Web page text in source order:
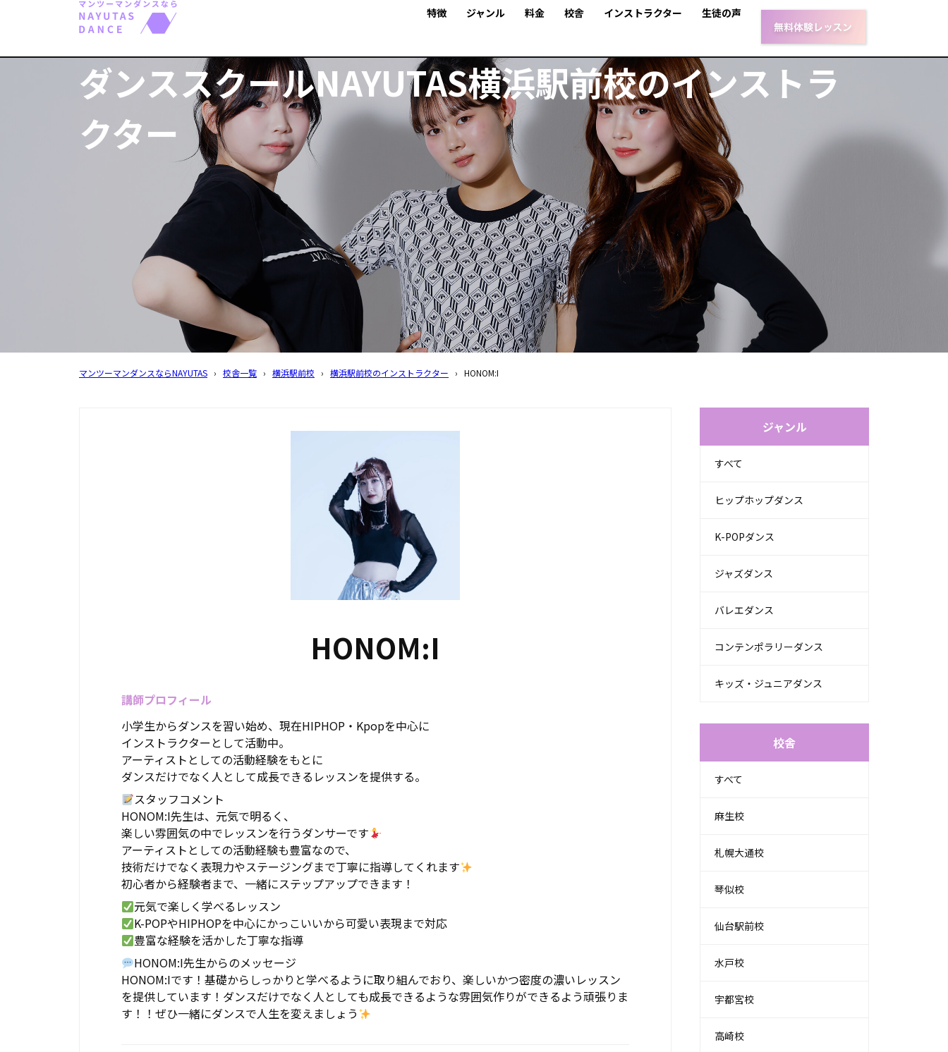
特徴 ジャンル 料金 校舎 インストラクター 生徒の声
ダンススクールNAYUTAS横浜駅前校のインストラ
クター
マンツーマンダンスならNAYUTAS › 校舎一覧 › 横浜駅前校 › 横浜駅前校のインストラクター › HONOM:I
HONOM:I
講師プロフィール
小学生からダンスを習い始め、現在HIPHOP・Kpopを中心に
インストラクターとして活動中。
アーティストとしての活動経験をもとに
ダンスだけでなく人として成長できるレッスンを提供する。
スタッフコメント
HONOM:I先生は、元気で明るく、
楽しい雰囲気の中でレッスンを行うダンサーです
アーティストとしての活動経験も豊富なので、
技術だけでなく表現力やステージングまで丁寧に指導してくれます
初心者から経験者まで、一緒にステップアップできます！
元気で楽しく学べるレッスン
K-POPやHIPHOPを中心にかっこいいから可愛い表現まで対応
豊富な経験を活かした丁寧な指導
HONOM:I先生からのメッセージ
HONOM:Iです！基礎からしっかりと学べるように取り組んでおり、楽しいかつ密度の濃いレッスン
を提供しています！ダンスだけでなく人としても成長できるような雰囲気作りができるよう頑張りま
す！！ぜひ一緒にダンスで人生を変えましょう
ジャンル
すべて
ヒップホップダンス
K-POPダンス
ジャズダンス
バレエダンス
コンテンポラリーダンス
キッズ・ジュニアダンス
校舎
すべて
麻生校
札幌大通校
琴似校
仙台駅前校
水戸校
宇都宮校
高崎校